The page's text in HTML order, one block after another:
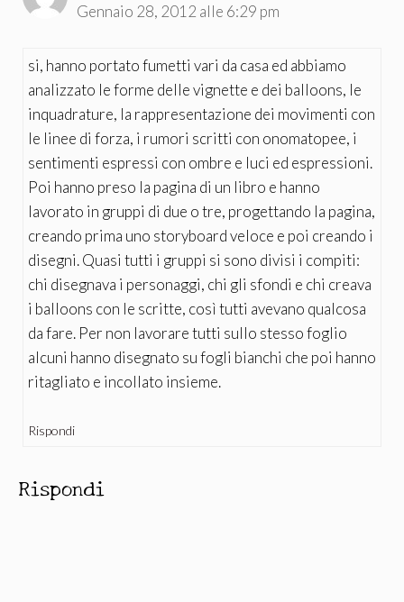
Gennaio 28, 2012 alle 6:29 pm
si, hanno portato fumetti vari da casa ed abbiamo
analizzato le forme delle vignette e dei balloons, le
inquadrature, la rappresentazione dei movimenti con
le linee di forza, i rumori scritti con onomatopee, i
sentimenti espressi con ombre e luci ed espressioni.
Poi hanno preso la pagina di un libro e hanno
lavorato in gruppi di due o tre, progettando la pagina,
creando prima uno storyboard veloce e poi creando i
disegni. Quasi tutti i gruppi si sono divisi i compiti:
chi disegnava i personaggi, chi gli sfondi e chi creava
i balloons con le scritte, così tutti avevano qualcosa
da fare. Per non lavorare tutti sullo stesso foglio
alcuni hanno disegnato su fogli bianchi che poi hanno
ritagliato e incollato insieme.
Rispondi
Rispondi